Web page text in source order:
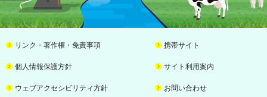
リンク・著作権・免責事項 携帯サイト
個人情報保護方針 サイト利用案内
ウェブアクセシビリティ方針 お問い合わせ